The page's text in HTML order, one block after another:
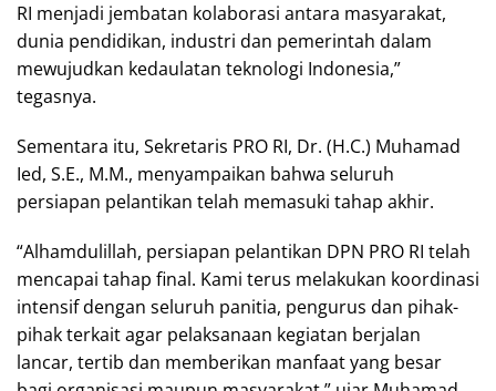
RI menjadi jembatan kolaborasi antara masyarakat,
dunia pendidikan, industri dan pemerintah dalam
mewujudkan kedaulatan teknologi Indonesia,”
tegasnya.
Sementara itu, Sekretaris PRO RI, Dr. (H.C.) Muhamad
Ied, S.E., M.M., menyampaikan bahwa seluruh
persiapan pelantikan telah memasuki tahap akhir.
“Alhamdulillah, persiapan pelantikan DPN PRO RI telah
mencapai tahap final. Kami terus melakukan koordinasi
intensif dengan seluruh panitia, pengurus dan pihak-
pihak terkait agar pelaksanaan kegiatan berjalan
lancar, tertib dan memberikan manfaat yang besar